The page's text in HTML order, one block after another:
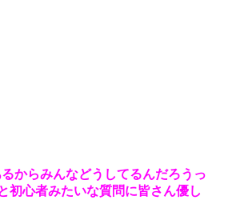
からみんなどうしてるんだろうっ
初心者みたいな質問に皆さん優し